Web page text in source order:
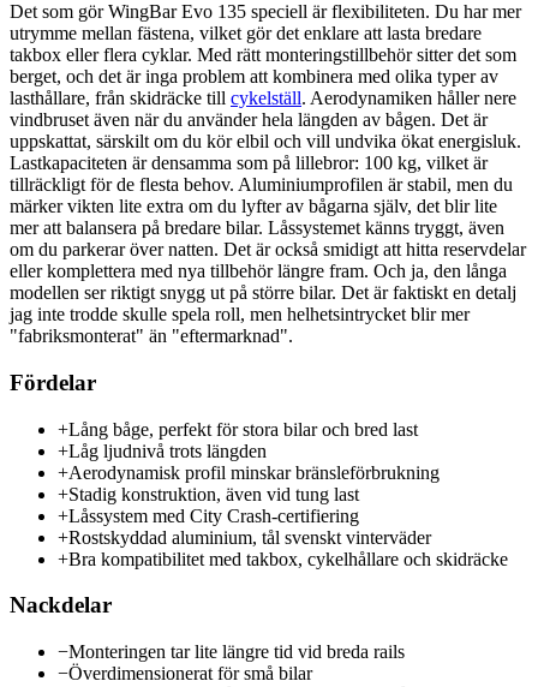
Det som gör WingBar Evo 135 speciell är flexibiliteten. Du har mer
utrymme mellan fästena, vilket gör det enklare att lasta bredare
takbox eller flera cyklar. Med rätt monteringstillbehör sitter det som
berget, och det är inga problem att kombinera med olika typer av
lasthållare, från skidräcke till cykelställ. Aerodynamiken håller nere
vindbruset även när du använder hela längden av bågen. Det är
uppskattat, särskilt om du kör elbil och vill undvika ökat energisluk.
Lastkapaciteten är densamma som på lillebror: 100 kg, vilket är
tillräckligt för de flesta behov. Aluminiumprofilen är stabil, men du
märker vikten lite extra om du lyfter av bågarna själv, det blir lite
mer att balansera på bredare bilar. Låssystemet känns tryggt, även
om du parkerar över natten. Det är också smidigt att hitta reservdelar
eller komplettera med nya tillbehör längre fram. Och ja, den långa
modellen ser riktigt snygg ut på större bilar. Det är faktiskt en detalj
jag inte trodde skulle spela roll, men helhetsintrycket blir mer
"fabriksmonterat" än "eftermarknad".
Fördelar
+Lång båge, perfekt för stora bilar och bred last
+Låg ljudnivå trots längden
+Aerodynamisk profil minskar bränsleförbrukning
+Stadig konstruktion, även vid tung last
+Låssystem med City Crash-certifiering
+Rostskyddad aluminium, tål svenskt vinterväder
+Bra kompatibilitet med takbox, cykelhållare och skidräcke
Nackdelar
−Monteringen tar lite längre tid vid breda rails
−Överdimensionerat för små bilar